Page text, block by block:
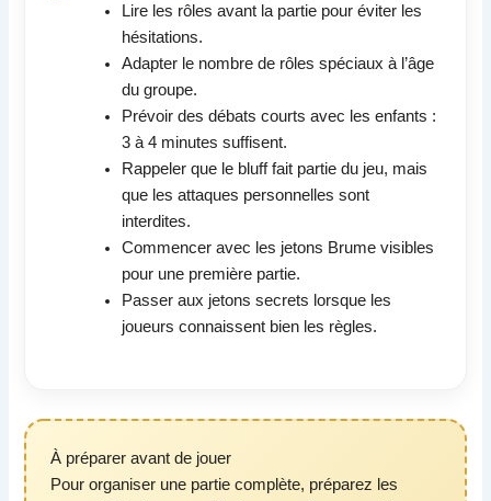
Lire les rôles avant la partie pour éviter les
hésitations.
Adapter le nombre de rôles spéciaux à l’âge
du groupe.
Prévoir des débats courts avec les enfants :
3 à 4 minutes suffisent.
Rappeler que le bluff fait partie du jeu, mais
que les attaques personnelles sont
interdites.
Commencer avec les jetons Brume visibles
pour une première partie.
Passer aux jetons secrets lorsque les
joueurs connaissent bien les règles.
À préparer avant de jouer
Pour organiser une partie complète, préparez les